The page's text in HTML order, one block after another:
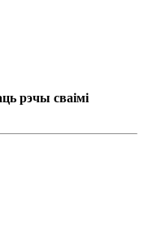
рэчы сваімі